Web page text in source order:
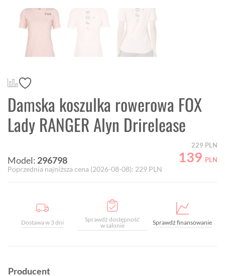
Damska koszulka rowerowa FOX
Lady RANGER Alyn Drirelease
Model: 296798
229 PLN
139 PLN
Poprzednia najniższa cena (2026-08-08): 229 PLN
Dostawa w 3 dni
Sprawdź dostępność
w salonie
Sprawdź finansowanie
Producent